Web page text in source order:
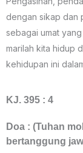
dengan sikap dan
sebagai umat
marilah kita hidup
kehidupan ini
KJ. 395 : 4
Doa : (Tuhan
bertanggung